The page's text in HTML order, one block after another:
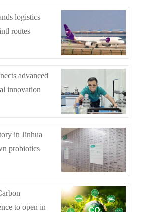
logistics
routes
advanced
innovation
in Jinhua
probiotics
to open in